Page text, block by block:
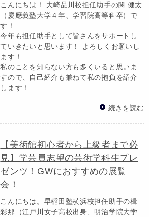
こんにちは！ 大崎品川校担任助手の関 健太
（慶應義塾大学４年、学習院高等科卒）で
す！
今年も担任助手として皆さんをサポートし
ていきたいと思います！ よろしくお願いし
ます！
私のことを知らない方も多くいると思いま
すので、自己紹介も兼ねて私の抱負を紹介
します！
続きを読む
【美術館初心者から上級者まで必
見】学芸員志望の芸術学科生プレ
ゼンツ！GWにおすすめの展覧
会！
こんにちは。早稲田塾横浜校担任助手の楫
彩那（江戸川女子高校出身、明治学院大学